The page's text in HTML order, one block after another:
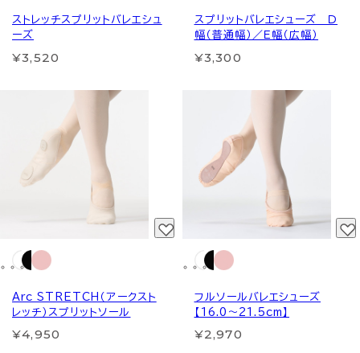
ストレッチスプリットバレエシュ
ーズ
¥3,520
スプリットバレエシューズ Ｄ
幅（普通幅）／Ｅ幅（広幅）
¥3,300
Arc STRETCH（アークスト
レッチ）スプリットソール
¥4,950
フルソールバレエシューズ
【16.0～21.5cm】
¥2,970